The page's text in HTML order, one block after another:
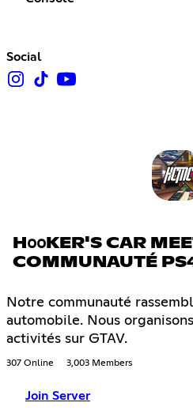
Social
H𝗈𝗈KER'S CAR
COMMUNAUTÉ
Notre communauté
automobile. Nous
activités sur GTAV.
307 Online 3,003 Members
Join Server